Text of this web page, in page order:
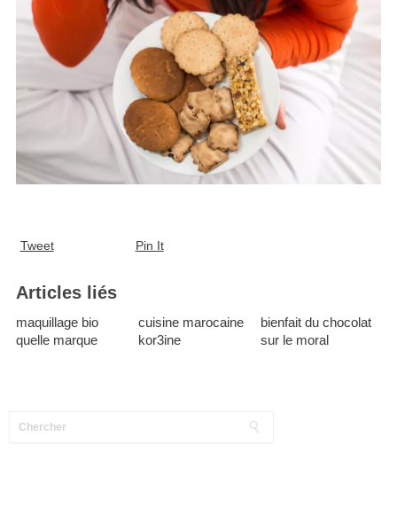
Tweet Pin It
Articles liés
maquillage bio
quelle marque
cuisine marocaine
kor3ine
bienfait du chocolat
sur le moral